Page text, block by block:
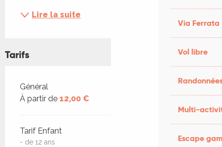
Via Ferrata
Vol libre
Multi-
Escape
Lire la suite
Tarifs
Tarifs 2026
Général
À partir de 12,00 €
Tarif Enfant
- de 12 ans